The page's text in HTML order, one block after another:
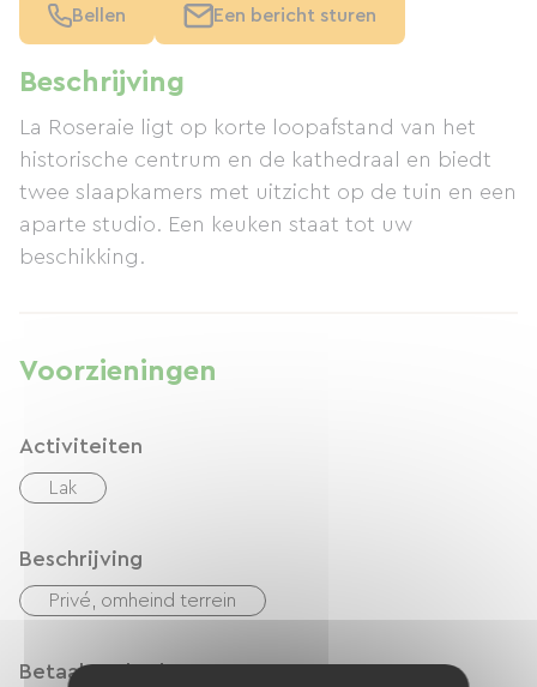
Beschrijving
La Roseraie ligt op korte loopafstand van het
historische centrum en de kathedraal en biedt
twee slaapkamers met uitzicht op de tuin en een
aparte studio. Een keuken staat tot uw
beschikking.
Voorzieningen
Activiteiten
Lak
Beschrijving
Privé, omheind terrein
Betaalmethoden
Bellen Een bericht sturen